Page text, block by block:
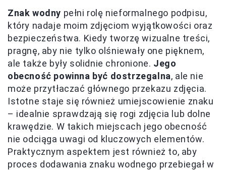
Znak wodny pełni rolę nieformalnego podpisu,
który nadaje moim zdjęciom wyjątkowości oraz
bezpieczeństwa. Kiedy tworzę wizualne treści,
pragnę, aby nie tylko olśniewały one pięknem,
ale także były solidnie chronione. Jego
obecność powinna być dostrzegalna, ale nie
może przytłaczać głównego przekazu zdjęcia.
Istotne staje się również umiejscowienie znaku
– idealnie sprawdzają się rogi zdjęcia lub dolne
krawędzie. W takich miejscach jego obecność
nie odciąga uwagi od kluczowych elementów.
Praktycznym aspektem jest również to, aby
proces dodawania znaku wodnego przebiegał w